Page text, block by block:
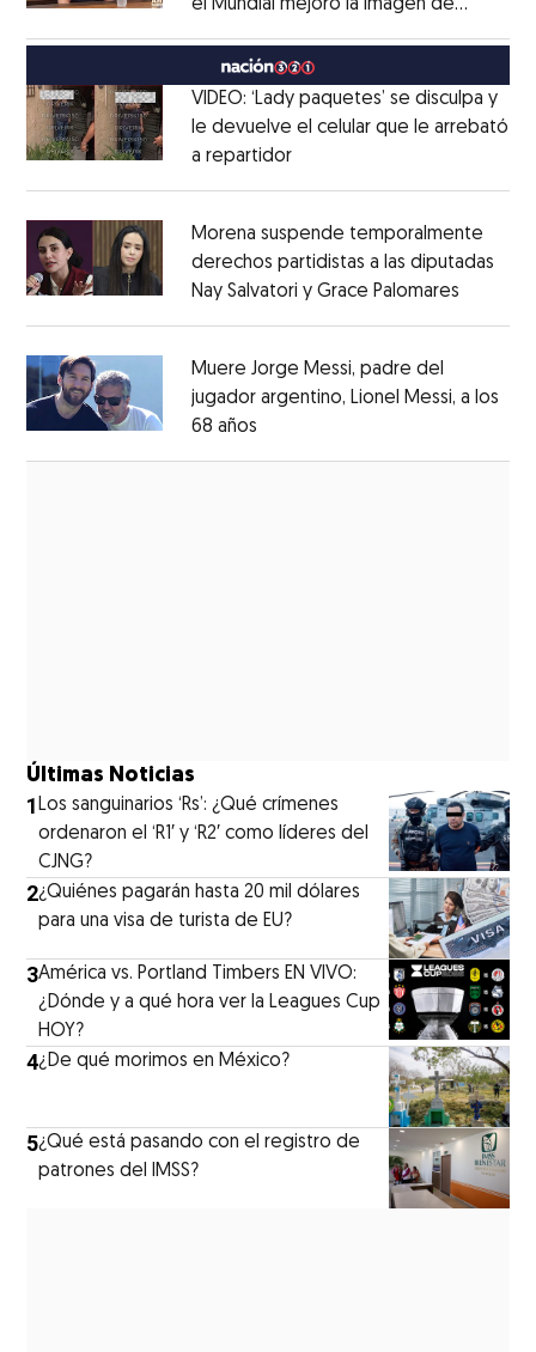
el Mundial mejoró la imagen de
VIDEO: ‘Lady paquetes’ se disculpa y
le devuelve el celular que le arrebató
a repartidorOpens in new window
Morena suspende temporalmente
derechos partidistas a las diputadas
Nay Salvatori y Grace Palomares
Muere Jorge Messi, padre del
jugador argentino, Lionel Messi, a los
68 años
Últimas Noticias
1Los sanguinarios ‘Rs’: ¿Qué crímenes
ordenaron el ‘R1′ y ‘R2′ como líderes del
CJNG?
2¿Quiénes pagarán hasta 20 mil dólares
para una visa de turista de EU?
3América vs. Portland Timbers EN VIVO:
¿Dónde y a qué hora ver la Leagues Cup
HOY?
4¿De qué morimos en México?
5¿Qué está pasando con el registro de
patrones del IMSS?